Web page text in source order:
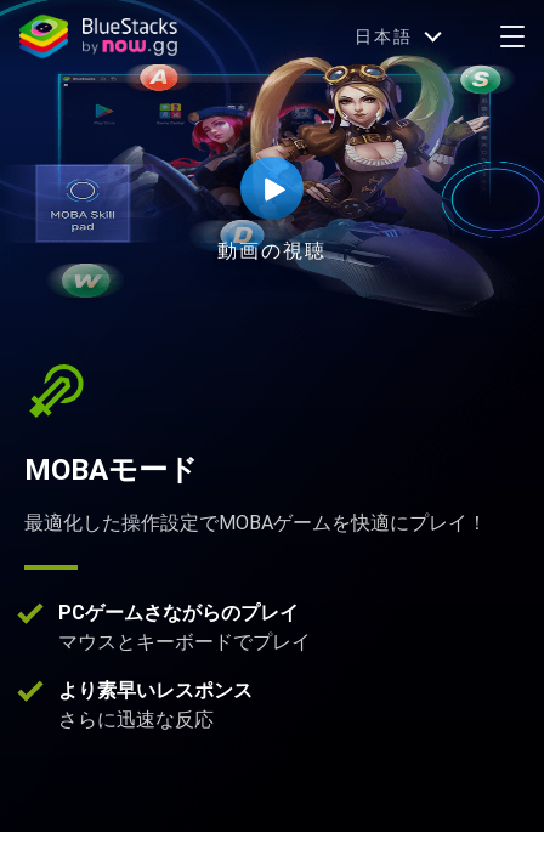
日本語
動画の視聴
MOBAモード
最適化した操作設定でMOBAゲームを快適にプレイ！
PCゲームさながらのプレイ
マウスとキーボードでプレイ
より素早いレスポンス
さらに迅速な反応